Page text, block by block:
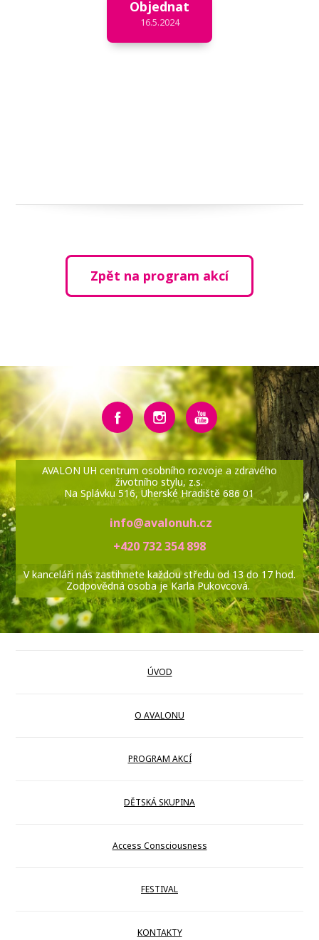
Objednat
16.5.2024
Zpět na program akcí
AVALON UH centrum osobního rozvoje a zdravého
životního stylu, z.s.
Na Splávku 516, Uherské Hradiště 686 01
info@avalonuh.cz
+420 732 354 898
V kanceláři nás zastihnete každou středu od 13 do 17 hod.
Zodpovědná osoba je Karla Pukovcová.
ÚVOD
O AVALONU
PROGRAM AKCÍ
DĚTSKÁ SKUPINA
Access Consciousness
FESTIVAL
KONTAKTY